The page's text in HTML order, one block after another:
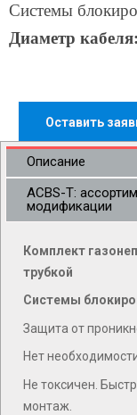
Системы
Диаметр
Оставить
Описание
ACBS-T:
модификации
Комплект
трубкой
Системы
Защита от
Нет
Не токсичен.
монтаж.